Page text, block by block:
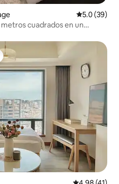
Calificación
5.0 (39)
cuadrados en un
Tienda Sogo ※
para un disfrute sensorial